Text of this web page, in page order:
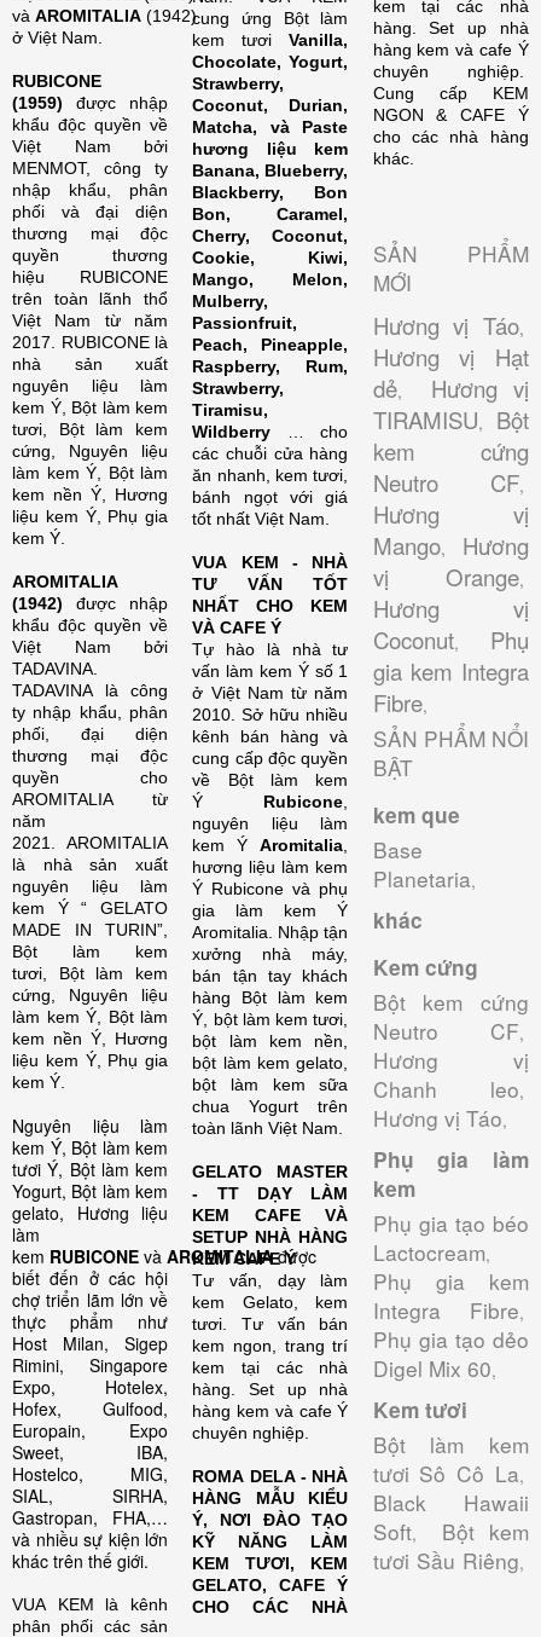
và AROMITALIA (1942)
ở Việt Nam.
RUBICONE
(1959) được nhập
khẩu độc quyền về
Việt Nam bởi
MENMOT, công ty
nhập khẩu, phân
phối và đại diện
thương mại độc
quyền thương
hiệu RUBICONE
trên toàn lãnh thổ
Việt Nam từ năm
2017. RUBICONE là
nhà sản xuất
nguyên liệu làm
kem Ý, Bột làm kem
tươi, Bột làm kem
cứng, Nguyên liệu
làm kem Ý, Bột làm
kem nền Ý, Hương
liệu kem Ý, Phụ gia
kem Ý.
AROMITALIA
(1942) được nhập
khẩu độc quyền về
Việt Nam bởi
TADAVINA.
TADAVINA là công
ty nhập khẩu, phân
phối, đại diện
thương mại độc
quyền cho
AROMITALIA từ
năm
2021. AROMITALIA
là nhà sản xuất
nguyên liệu làm
kem Ý “ GELATO
MADE IN TURIN”,
Bột làm kem
tươi, Bột làm kem
cứng, Nguyên liệu
làm kem Ý, Bột làm
kem nền Ý, Hương
liệu kem Ý, Phụ gia
kem Ý.
Nguyên liệu làm
kem Ý, Bột làm kem
tươi Ý, Bột làm kem
Yogurt, Bột làm kem
gelato, Hương liệu
làm
kem RUBICONE và AROMITALIAđược
biết đến ở các hội
chợ triển lãm lớn về
thực phẩm như
Host Milan, Sigep
Rimini, Singapore
Expo, Hotelex,
Hofex, Gulfood,
Europain, Expo
Sweet, IBA,
Hostelco, MIG,
SIAL, SIRHA,
Gastropan, FHA,…
và nhiều sự kiện lớn
khác trên thế giới.
VUA KEM là kênh
phân phối các sản
cung ứng Bột làm
kem tươiVanilla,
Chocolate, Yogurt,
Strawberry,
Coconut, Durian,
Matcha, và Paste
hương liệu kem
Banana, Blueberry,
Blackberry, Bon
Bon, Caramel,
Cherry, Coconut,
Cookie, Kiwi,
Mango, Melon,
Mulberry,
Passionfruit,
Peach, Pineapple,
Raspberry, Rum,
Strawberry,
Tiramisu,
Wildberry … cho
các chuỗi cửa hàng
ăn nhanh, kem tươi,
bánh ngọt với giá
tốt nhất Việt Nam.
VUA KEM - NHÀ
TƯ VẤN TỐT
NHẤT CHO KEM
VÀ CAFE Ý
Tự hào là nhà tư
vấn làm kem Ý số 1
ở Việt Nam từ năm
2010. Sở hữu nhiều
kênh bán hàng và
cung cấp độc quyền
về Bột làm kem
Ý Rubicone
nguyên liệu làm
kem ÝAromitalia
hương liệu làm kem
Ý Rubicone và phụ
gia làm kem Ý
Aromitalia. Nhập tận
xưởng nhà máy,
bán tận tay khách
hàng Bột làm kem
Ý, bột làm kem tươi,
bột làm kem nền,
bột làm kem gelato,
bột làm kem sữa
chua Yogurt trên
toàn lãnh Việt Nam.
GELATO MASTER
- TT DẠY LÀM
KEM CAFE VÀ
SETUP NHÀ HÀNG
KEM CAFE Ý
Tư vấn, dạy làm
kem Gelato, kem
tươi. Tư vấn bán
kem ngon, trang trí
kem tại các nhà
hàng. Set up nhà
hàng kem và cafe Ý
chuyên nghiệp.
ROMA DELA - NHÀ
HÀNG MẪU KIỂU
Ý, NƠI ĐÀO TẠO
KỸ NĂNG LÀM
KEM TƯƠI, KEM
GELATO, CAFE Ý
CHO CÁC NHÀ
kem tại các nhà
hàng. Set up nhà
hàng kem và cafe Ý
chuyên nghiệp.
Cung cấp KEM
NGON & CAFE Ý
cho các nhà hàng
khác.
SẢN PHẨM
MỚI
Hương vị Táo,
Hương vị Hạt
dẻ, Hương vị
TIRAMISU, Bột
kem cứng
Neutro CF,
Hương vị
Mango, Hương
vị Orange,
Hương vị
Coconut, Phụ
gia kem Integra
Fibre,
SẢN PHẨM NỔI
BẬT
kem que
Base
Planetaria,
khác
Kem cứng
Bột kem cứng
Neutro CF,
Hương vị
Chanh leo,
Hương vị Táo,
Phụ gia làm
kem
Phụ gia tạo béo
Lactocream,
Phụ gia kem
Integra Fibre,
Phụ gia tạo dẻo
Digel Mix 60,
Kem tươi
Bột làm kem
tươi Sô Cô La,
Black Hawaii
Soft, Bột kem
tươi Sầu Riêng,